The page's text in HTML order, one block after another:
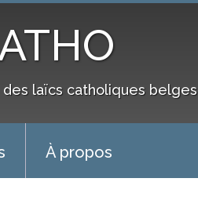
laïcs catholiques belges
À propos